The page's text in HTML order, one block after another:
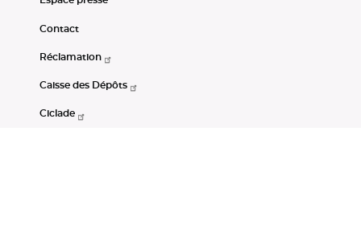
Contact
Réclamation
Caisse des Dépôts
Ciclade